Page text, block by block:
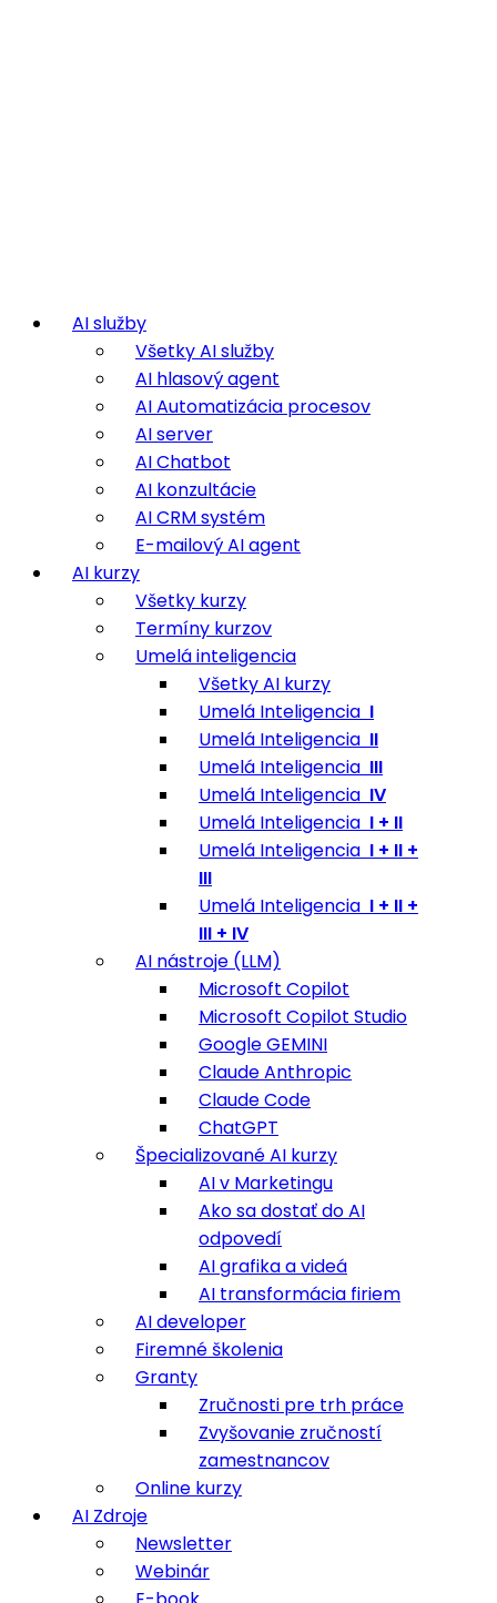
AI služby
Všetky AI služby
AI hlasový agent
AI Automatizácia procesov
AI server
AI Chatbot
AI konzultácie
AI CRM systém
E-mailový AI agent
AI kurzy
Všetky kurzy
Termíny kurzov
Umelá inteligencia
Všetky AI kurzy
Umelá Inteligencia I
Umelá Inteligencia II
Umelá Inteligencia III
Umelá Inteligencia IV
Umelá Inteligencia I + II
Umelá Inteligencia I + II +
III
Umelá Inteligencia I + II +
III + IV
AI nástroje (LLM)
Microsoft Copilot
Microsoft Copilot Studio
Google GEMINI
Claude Anthropic
Claude Code
ChatGPT
Špecializované AI kurzy
AI v Marketingu
Ako sa dostať do AI
odpovedí
AI grafika a videá
AI transformácia firiem
AI developer
Firemné školenia
Granty
Zručnosti pre trh práce
Zvyšovanie zručností
zamestnancov
Online kurzy
AI Zdroje
Newsletter
Webinár